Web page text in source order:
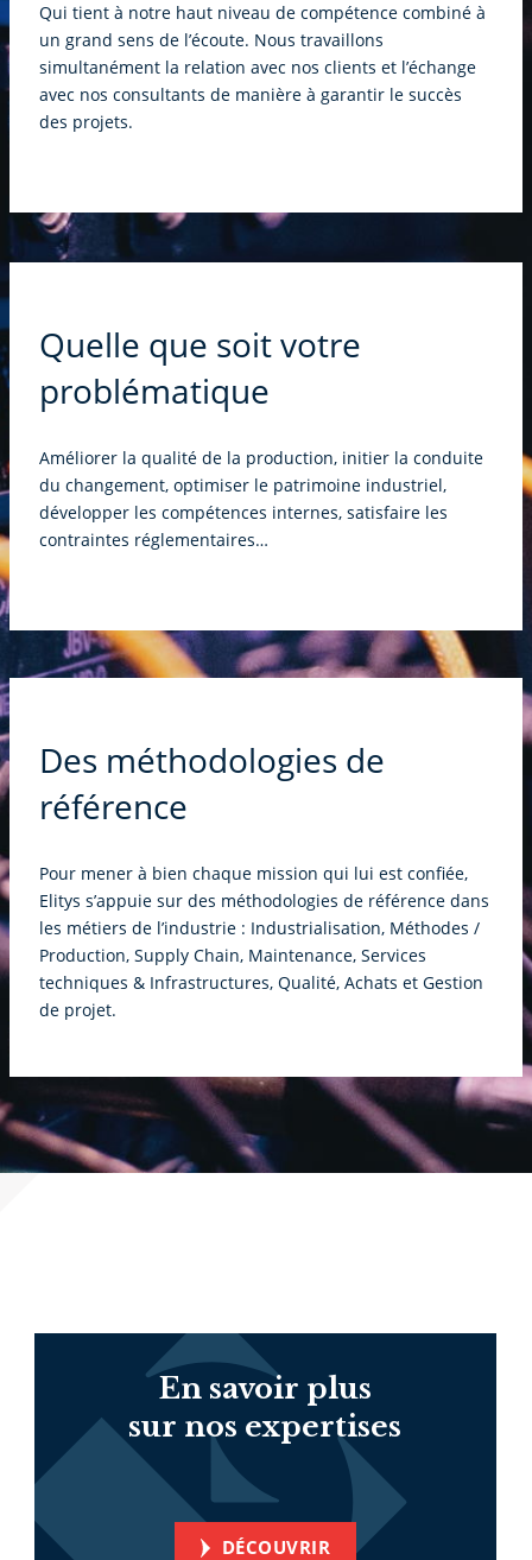
Qui tient à notre haut niveau de compétence combiné à
un grand sens de l’écoute. Nous travaillons
simultanément la relation avec nos clients et l’échange
avec nos consultants de manière à garantir le succès
des projets.
Quelle que soitvotre
problématique
Améliorer la qualité de la production, initier la conduite
du changement, optimiser le patrimoine industriel,
développer les compétences internes, satisfaire les
contraintes réglementaires…
Des méthodologies de
référence
Pour mener à bien chaque mission qui lui est confiée,
Elitys s’appuie sur des méthodologies de référence dans
les métiers de l’industrie : Industrialisation, Méthodes /
Production, Supply Chain, Maintenance, Services
techniques & Infrastructures, Qualité, Achats et Gestion
de projet.
En savoir plus
sur nos expertises
DÉCOUVRIR